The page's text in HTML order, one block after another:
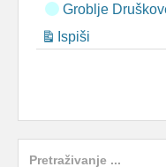
Groblje
Ispiši